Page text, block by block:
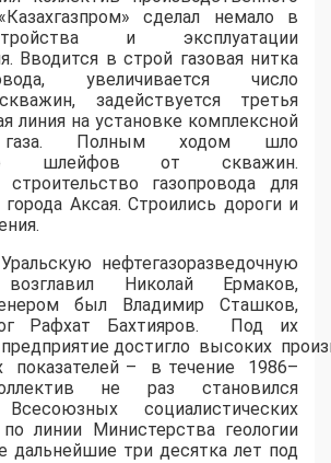
сделал немало в
и эксплуатации
Вводится в строй газовая нитка
увеличивается число
задействуется третья
линия на установке комплексной
газа. Полным ходом шло
шлейфов от скважин.
строительство газопровода для
города Аксая. Строились дороги и
нефтегазоразведочную
Николай Ермаков,
был Владимир Сташков,
Рафхат Бахтияров. Под их
достигло высоких
показателей – в течение 1986–
не раз становился
социалистических
линии Министерства геологии
три десятка лет под